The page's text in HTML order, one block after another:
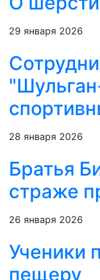
29 января 2026
28 января 2026
Братья
страже
26 января 2026
Ученики
пещеру